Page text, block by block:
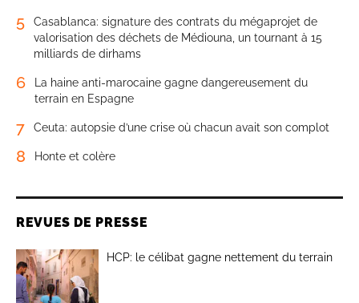
5
Casablanca: signature des contrats du mégaprojet de
valorisation des déchets de Médiouna, un tournant à 15
milliards de dirhams
6
La haine anti-marocaine gagne dangereusement du
terrain en Espagne
7 Ceuta: autopsie d’une crise où chacun avait son complot
8 Honte et colère
REVUES DE PRESSE
HCP: le célibat gagne nettement du terrain